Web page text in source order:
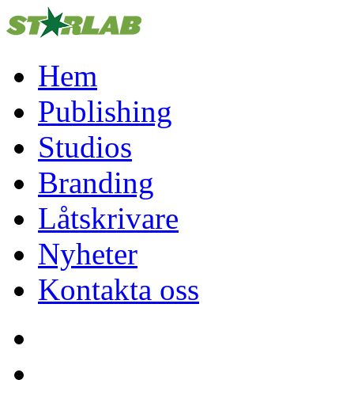
Hem
Publishing
Studios
Branding
Låtskrivare
Nyheter
Kontakta oss